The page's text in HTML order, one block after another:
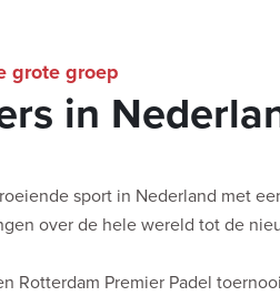
in
grote groep
sport in Nederland met
over de hele wereld tot de
Rotterdam Premier Padel